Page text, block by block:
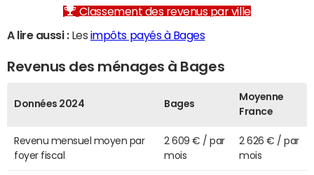
Classement des revenus par ville
A lire aussi :Les impôts payés à Bages
Revenus des ménages à Bages
Données 2024 Bages
Moyenne
France
Revenu mensuel moyen par
foyer fiscal
2 609 € / par
mois
2 626 € / par
mois